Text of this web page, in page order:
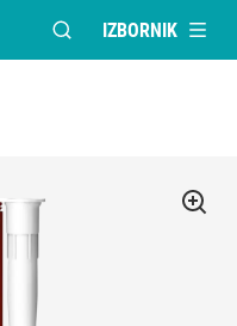
OTVORI MODALNI
IZBORNIK